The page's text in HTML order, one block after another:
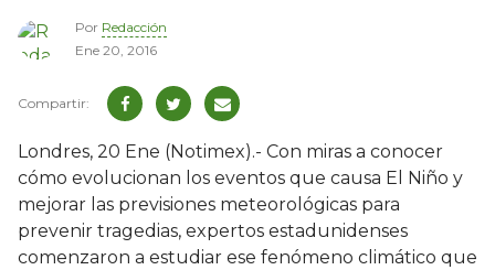
Por Redacción
Ene 20, 2016
Londres, 20 Ene (Notimex).- Con miras a conocer
cómo evolucionan los eventos que causa El Niño y
mejorar las previsiones meteorológicas para
prevenir tragedias, expertos estadunidenses
comenzaron a estudiar ese fenómeno climático que